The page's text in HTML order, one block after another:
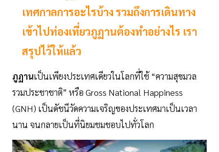
เทศกาลการอะไรบ้าง รวมถึงการเดินทาง
เข้าไปท่องเที่ยวภูฏานต้องทำอย่างไร เรา
สรุปไว้ให้แล้ว
ภูฏานเป็นเพียงประเทศเดียวในโลกที่ใช้ “ความสุขมวล
รวมประชาชาติ” หรือ Gross National Happiness
(GNH) เป็นดัชนีวัดความเจริญของประเทศมาเป็นเวลา
นาน จนกลายเป็นที่นิยมชมชอบไปทั่วโลก